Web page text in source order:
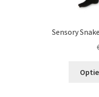
Sensory